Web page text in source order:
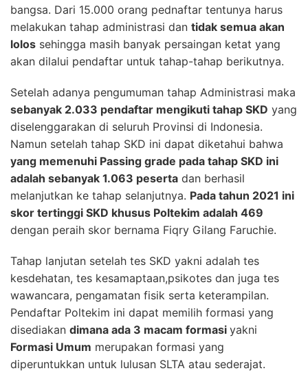
bangsa. Dari 15.000 orang pednaftar tentunya harus
melakukan tahap administrasi dan tidak semua akan
lolos sehingga masih banyak persaingan ketat yang
akan dilalui pendaftar untuk tahap-tahap berikutnya.
Setelah adanya pengumuman tahap Administrasi maka
sebanyak 2.033 pendaftar mengikuti tahap SKD yang
diselenggarakan di seluruh Provinsi di Indonesia.
Namun setelah tahap SKD ini dapat diketahui bahwa
yang memenuhi Passing grade pada tahap SKD ini
adalah sebanyak 1.063 peserta dan berhasil
melanjutkan ke tahap selanjutnya. Pada tahun 2021 ini
skor tertinggi SKD khusus Poltekim adalah 469
dengan peraih skor bernama Fiqry Gilang Faruchie.
Tahap lanjutan setelah tes SKD yakni adalah tes
kesdehatan, tes kesamaptaan,psikotes dan juga tes
wawancara, pengamatan fisik serta keterampilan.
Pendaftar Poltekim ini dapat memilih formasi yang
disediakan dimana ada 3 macam formasi yakni
Formasi Umum merupakan formasi yang
diperuntukkan untuk lulusan SLTA atau sederajat.